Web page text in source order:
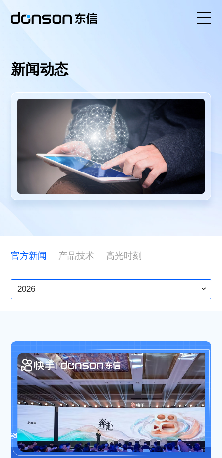
关于东信
联系东信
新闻动态
官方新闻 产品技术 高光时刻
2026